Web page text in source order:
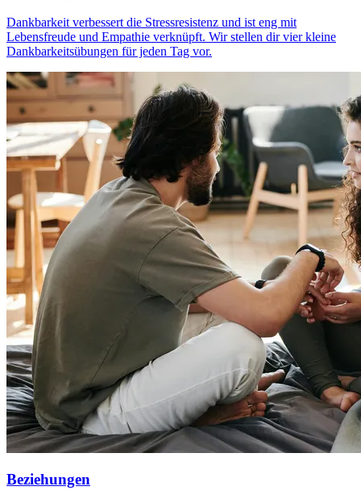
Dank­bar­keit verbessert die Stressresistenz und ist eng mit
Lebensfreude und Empa­thie ver­knüpft. Wir stellen dir vier kleine
Dankbarkeitsübungen für jeden Tag vor.
Beziehungen